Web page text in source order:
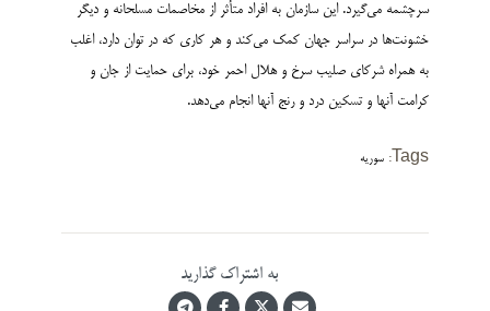
سرچشمه می‌گیرد. این سازمان به افراد متأثر از مخاصمات مسلحانه و دیگر
خشونت‌­ها در سراسر جهان کمک می‌کند و هر کاری که در توان دارد، اغلب
به همراه شرکای صلیب سرخ و هلال احمر خود، برای حمایت از جان و
کرامت آنها و تسکین درد و رنج آنها انجام می­‌دهد.
Tags: سوریه
به اشتراک گذارید